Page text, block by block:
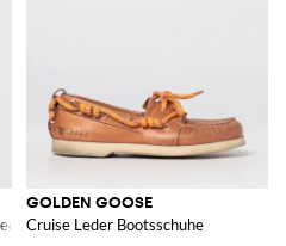
und Animal-Print-Ponyfell
GOLDEN GOOSE
Cruise Leder Bootsschuhe